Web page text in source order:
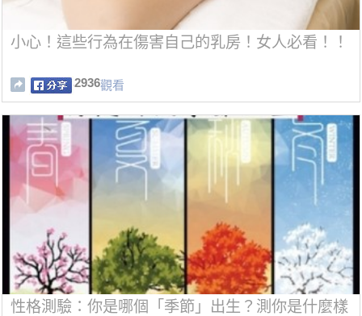
小心！這些行為在傷害自己的乳房！女人必看！！
2936觀看
性格測驗：你是哪個「季節」出生？測你是什麼樣